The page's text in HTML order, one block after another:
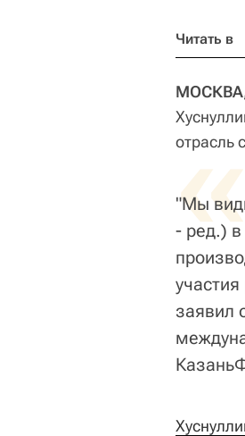
Читать в
МОСКВА,
отрасль
"Мы
- ред.) в
заявил